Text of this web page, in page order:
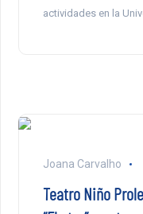
actividades en la
Joana Carvalho
Teatro Niño